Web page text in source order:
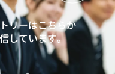
リーはこちらか
しています。